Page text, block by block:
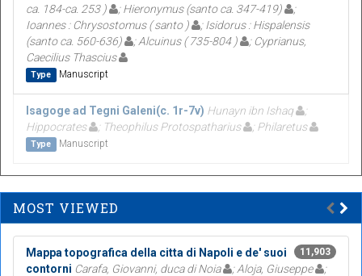
ca. 184-ca. 253 )
; Hieronymus (santo ca. 347-419)
;
Ioannes : Chrysostomus ( santo )
; Isidorus : Hispalensis
(santo ca. 560-636)
; Alcuinus ( 735-804 )
; Cyprianus,
Caecilius Thascius
Type Manuscript
Isagoge ad Tegni Galeni(c. 1r-7v) Hunayn ibn Ishaq
Hippocrates
; Theophilus Protospatharius ; Philaretus
Type Manuscript
MOST VIEWED
11,903
Mappa topografica della citta di Napoli e de' suoi
contorni Carafa, Giovanni, duca di Noia ; Aloja, Giuseppe
;